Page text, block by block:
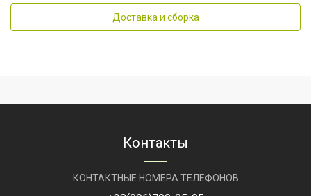
Доставка и сборка
Контакты
КОНТАКТНЫЕ НОМЕРА ТЕЛЕФОНОВ